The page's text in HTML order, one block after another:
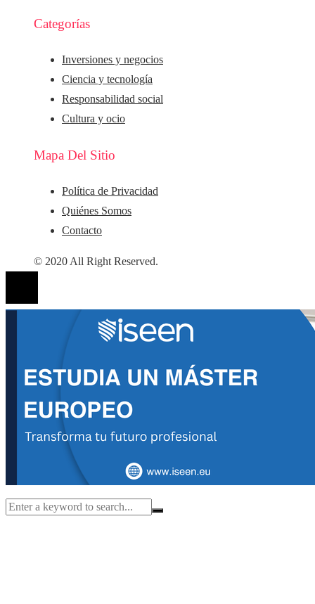
Categorías
Inversiones y negocios
Ciencia y tecnología
Responsabilidad social
Cultura y ocio
Mapa Del Sitio
Política de Privacidad
Quiénes Somos
Contacto
© 2020 All Right Reserved.